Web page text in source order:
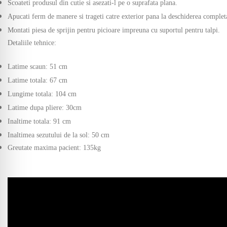
Scoateti produsul din cutie si asezati-l pe o suprafata plana.
Apucati ferm de manere si trageti catre exterior pana la deschiderea
Montati piesa de sprijin pentru picioare impreuna cu suportul pentru talpi.
Detaliile tehnice:
Latime scaun: 51 cm
Latime totala: 67 cm
Lungime totala: 104 cm
Latime dupa pliere: 30cm
Inaltime totala: 91 cm
Inaltimea sezutului de la sol: 50 cm
Greutate maxima pacient: 135kg